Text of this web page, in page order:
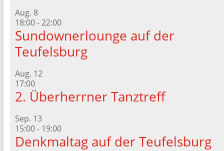
Aug. 8
18:00-22:00
Sundownerlounge auf der
Teufelsburg
Aug. 12
17:00
2. Überherrner Tanztreff
Sep. 13
15:00- 19:00
Denkmaltag auf der Teufelsburg